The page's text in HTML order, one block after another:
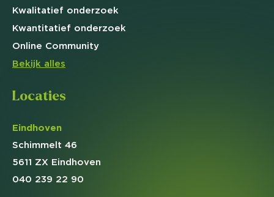
Kwalitatief onderzoek
Kwantitatief onderzoek
Online Community
Bekijk alles
Locaties
Eindhoven
Schimmelt 46
5611 ZX Eindhoven
040 239 22 90